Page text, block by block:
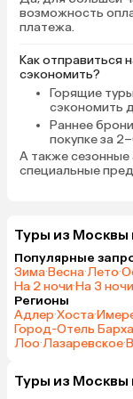
возможность
платежа.
Как отправиться
сэкономить?
Горящие
сэкономить
Раннее
покупке за
А также
специальные
Туры из Москвы
Популярные
Зима·Весна·Лето·
На 2 ночи·На 3 ночи
Регионы
Адлер·Хоста·
Город-Отель
Лоо·Лазаревское·
Туры из Москвы